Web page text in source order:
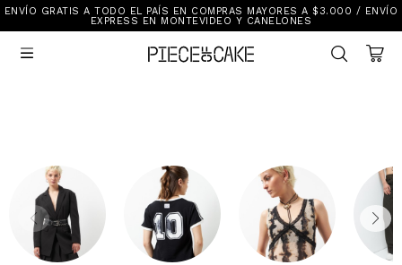
ENVÍO GRATIS A TODO EL PAÍS EN COMPRAS MAYORES A $3.000 / ENVÍO
EXPRESS EN MONTEVIDEO Y CANELONES

Sale
New In
Mi cuenta
Ver Todo
Vestimenta